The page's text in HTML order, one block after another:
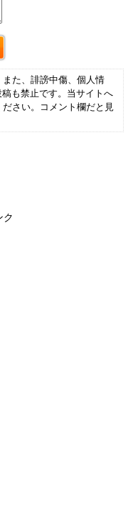
た、誹謗中傷、個人情
も禁止です。当サイトへ
さい。コメント欄だと見
ク